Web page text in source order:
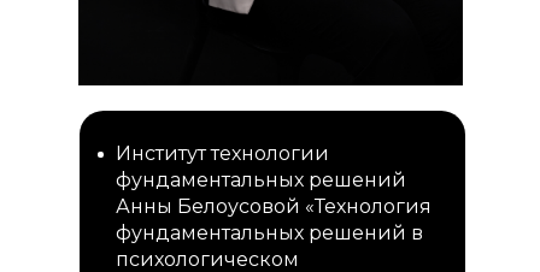
Институт технологии
фундаментальных решений
Анны Белоусовой «Технология
фундаментальных решений в
психологическом